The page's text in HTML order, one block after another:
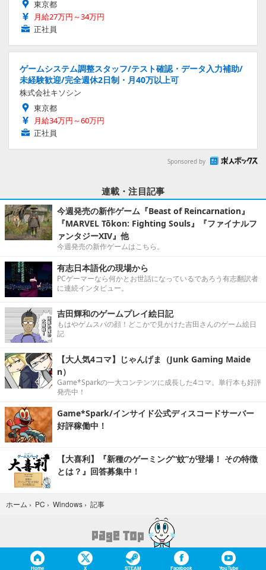
東京都
月給27万円～34万円
正社員
ゲームシステム調整スタッフ/テスト確認・データ入力補助/
未経験歓迎/完全週休2日制・月40万以上可
株式会社キソシン
東京都
月給34万円～60万円
正社員
Sponsored by
連載・注目記事
今週発売の新作ゲーム『Beast of Reincarnation』
『MARVEL Tōkon: Fighting Souls』『ファイナルフ
ァンタジーXIV』他
今週発売の新作ゲームはこちら。
有志日本語化の現場から
PCゲーマーなら何かとお世話になっているであろう有志翻訳者
に連続インタビュー。
吉田輝和のゲームプレイ絵日記
もはやゲムスパの顔！どこかで見かけた吉田さんのゲーム絵日
記
【大人気4コマ】じゃんげま（Junk Gaming Maide
n）
Game*Sparkの一大コンテンツに成長した4コマ。単行本も好評
発売中！
Game*Spark/インサイド公式ディスコードサーバー
好評稼働中！
【大喜利】『新種のゲーミング“蚊”が登場！ その特徴
とは？』回答募集中！
ホーム › PC › Windows › 記事
Home X STEAM Facebook YouTube